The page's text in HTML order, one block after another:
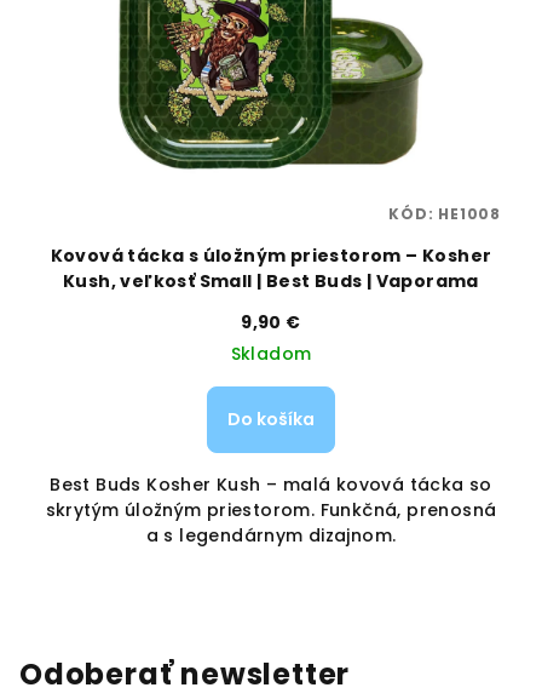
Kovová tácka s úložným priestorom – Kosher
Kush, veľkosť Small | Best Buds | Vaporama
9,90 €
Skladom
Do košíka
Best Buds Kosher Kush – malá kovová tácka so
skrytým úložným priestorom. Funkčná, prenosná
a s legendárnym dizajnom.
KÓD: HE1008
Odoberať newsletter